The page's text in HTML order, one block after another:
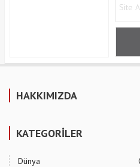
HAKKIMIZDA
KATEGORİLER
Dünya